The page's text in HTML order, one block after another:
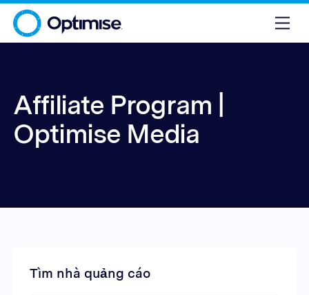
Affiliate Program |
Optimise Media
Tìm nhà quảng cáo